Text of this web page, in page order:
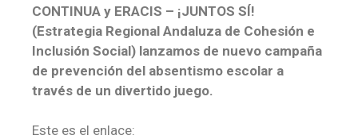
CONTINUA y ERACIS – ¡JUNTOS SÍ!
(Estrategia Regional Andaluza de Cohesión e
Inclusión Social) lanzamos de nuevo campaña
de prevención del absentismo escolar a
través de un divertido juego.
Este es el enlace: